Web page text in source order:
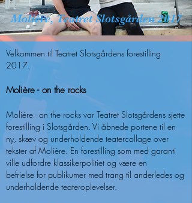
Molière, Teatret Slotsgården 2017
Velkommen til Teatret Slotsgårdens forestilling
2017.
Molière - on the rocks
Molière - on the rocks var Teatret Slotsgårdens sjette
forestilling i Slotsgården. Vi åbnede portene til en
ny, skæv og underholdende teatercollage over
tekster af Moliére. En forestilling som med garanti
ville udfordre klassikerpolitiet og være en
befrielse for publikumer med trang til anderledes og
underholdende teateroplevelser.